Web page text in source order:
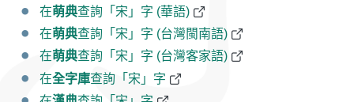
在萌典查詢「宋」字 (華語)
在萌典查詢「宋」字 (台灣閩南語)
在萌典查詢「宋」字 (台灣客家語)
在全字庫查詢「宋」字